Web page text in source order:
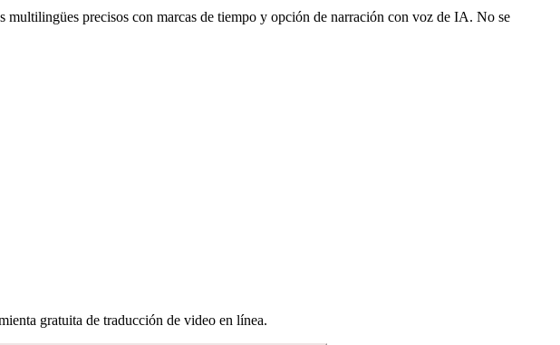
precisos con marcas de tiempo y opción de narración con voz de IA. No se
gratuita de traducción de video en línea.